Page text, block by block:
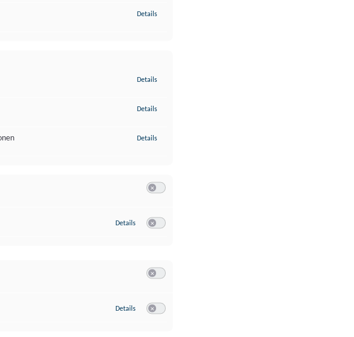
Details
Details
Details
Details
Details zu Google Analytics
Details zu YouTube